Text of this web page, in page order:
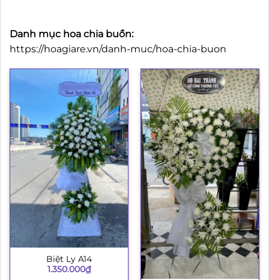
Danh mục hoa chia buồn:
https://hoagiare.vn/danh-muc/hoa-chia-buon
Biệt Ly A14
1.350.000₫